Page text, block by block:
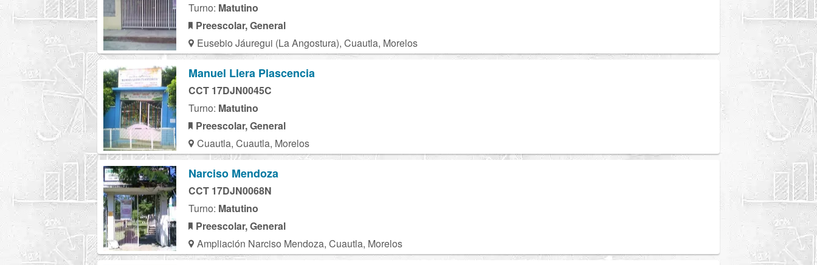
Turno: Matutino
Preescolar, General
Eusebio Jáuregui (La Angostura), Cuautla, Morelos
Manuel Llera Plascencia
CCT 17DJN0045C
Turno: Matutino
Preescolar, General
Cuautla, Cuautla, Morelos
Narciso Mendoza
CCT 17DJN0068N
Turno: Matutino
Preescolar, General
Ampliación Narciso Mendoza, Cuautla, Morelos